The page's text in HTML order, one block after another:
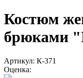
Костюм
Артикул: К-371
Оценка: